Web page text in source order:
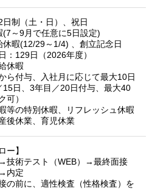
日制（土・日）、祝日
(7～9月で任意に5日設定)
休暇(12/29～1/4) 、創立記念日
：129日（2026年度）
休暇
ら付与、入社月に応じて最大10日
日、3年目／20日付与、最大40
可）
等の特別休暇、リフレッシュ休暇
後休業、育児休業
ー】
技術テスト（WEB）→最終面接
→内定
の前に、適性検査（性格検査）を